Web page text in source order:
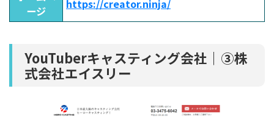
ージ
https://creator.ninja/
YouTuberキャスティング会社｜③株
式会社エイスリー